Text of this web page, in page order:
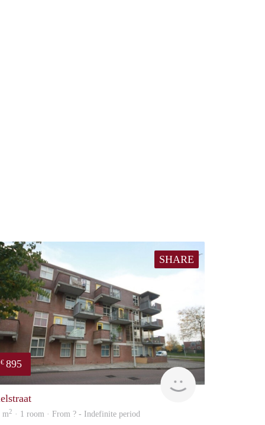
SHARE
€ 895
m2 · 1 room · From ? - Indefinite period